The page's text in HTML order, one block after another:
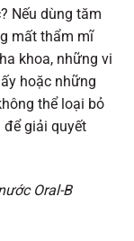
Nếu dùng tăm
mất thẩm mĩ
khoa, những vi
hoặc những
thể loại bỏ
để giải quyết
Oral-B